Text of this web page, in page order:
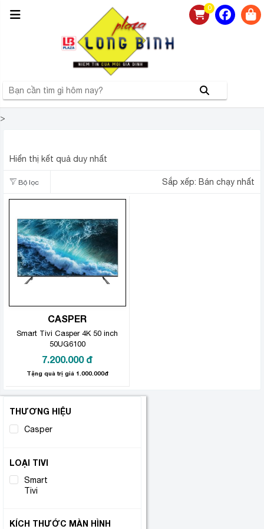
0
>
Hiển thị kết quả duy nhất
Bộ lọc Sắp xếp: Bán chạy nhất
CASPER
Smart Tivi Casper 4K 50 inch
50UG6100
7.200.000 đ
Tặng quà trị giá 1.000.000đ
THƯƠNG HIỆU
Casper
LOẠI TIVI
Smart
Tivi
KÍCH THƯỚC MÀN HÌNH